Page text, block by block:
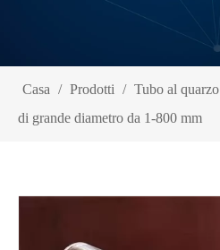
Casa / Prodotti / Tubo al quarzo
di grande diametro da 1-800 mm